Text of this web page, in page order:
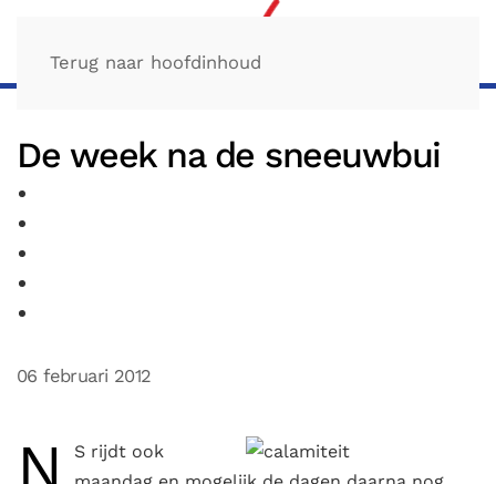
Terug naar hoofdinhoud
De week na de sneeuwbui
06 februari 2012
N
S rijdt ook